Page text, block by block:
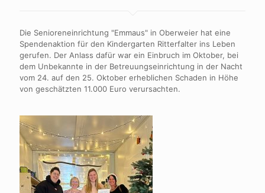
Die Senioreneinrichtung "Emmaus" in Oberweier hat eine
Spendenaktion für den Kindergarten Ritterfalter ins Leben
gerufen. Der Anlass dafür war ein Einbruch im Oktober, bei
dem Unbekannte in der Betreuungseinrichtung in der Nacht
vom 24. auf den 25. Oktober erheblichen Schaden in Höhe
von geschätzten 11.000 Euro verursachten.